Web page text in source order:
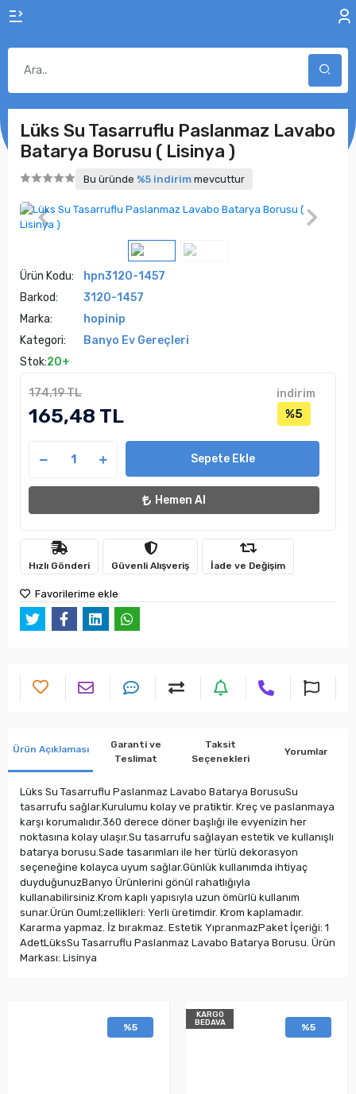
Lüks Su Tasarruflu Paslanmaz Lavabo
Batarya Borusu ( Lisinya )
Bu üründe %5 indirim mevcuttur
Ürün Kodu:
hpn3120-1457
Barkod:
3120-1457
Marka:
hopinip
Kategori:
Banyo Ev Gereçleri
Stok:20+
174,19 TL
165,48 TL
indirim
%5
Sepete Ekle
Hemen Al
Hızlı Gönderi Güvenli Alışveriş İade ve Değişim
Favorilerime ekle
Ürün Açıklaması
Garanti ve
Teslimat
Taksit
Seçenekleri
Yorumlar
Lüks Su Tasarruflu Paslanmaz Lavabo Batarya BorusuSu
tasarrufu sağlar.Kurulumu kolay ve pratiktir. Kreç ve paslanmaya
karşı korumalıdır.360 derece döner başlığı ile evyenizin her
noktasına kolay ulaşır.Su tasarrufu sağlayan estetik ve kullanışlı
batarya borusu.Sade tasarımları ile her türlü dekorasyon
seçeneğine kolayca uyum sağlar.Günlük kullanımda ihtiyaç
duyduğunuzBanyo Ürünlerini gönül rahatlığıyla
kullanabilirsiniz.Krom kaplı yapısıyla uzun ömürlü kullanım
sunar.Ürün Ouml;zellikleri: Yerli üretimdir. Krom kaplamadır.
Kararma yapmaz. İz bırakmaz. Estetik YıpranmazPaket İçeriği: 1
AdetLüksSu Tasarruflu Paslanmaz Lavabo Batarya Borusu. Ürün
Markası: Lisinya
%5
KARGO
BEDAVA
%5